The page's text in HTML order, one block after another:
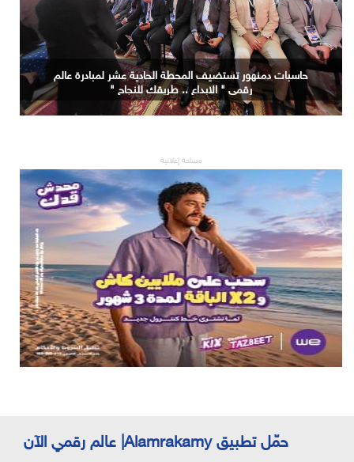
حاسبات دمنهور تستضيف المحطة الحادية عشر لمبادرة عالم
رقمي " الابداع .. طريقك للنجاح "
مساحة إعلانية
حمّل تطبيق Alamrakamy| عالم رقمي الآن